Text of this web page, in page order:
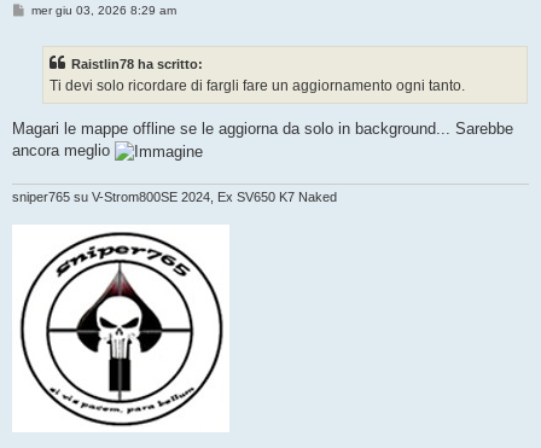
M
o
mer giu 03, 2026 8:29 am
Raistlin78 ha scritto:
Ti devi solo ricordare di fargli fare un aggiornamento ogni tanto.
Magari le mappe offline se le aggiorna da solo in background... Sarebbe
ancora meglio
sniper765 su V-Strom800SE 2024, Ex SV650 K7 Naked